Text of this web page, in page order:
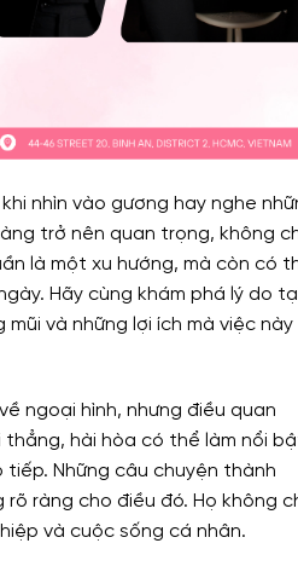
nhìn vào gương hay nghe
trở nên quan trọng, không
là một xu hướng, mà còn có
Hãy cùng khám phá lý do
và những lợi ích mà việc này
ngoại hình, nhưng điều quan
hài hòa có thể làm nổi
Những câu chuyện thành
ràng cho điều đó. Họ không
và cuộc sống cá nhân.